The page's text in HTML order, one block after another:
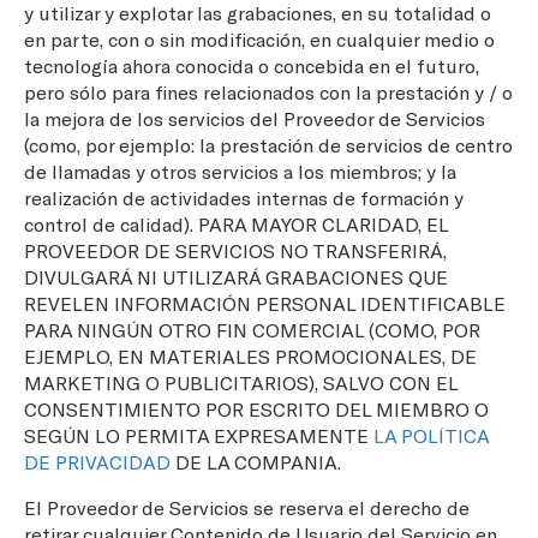
y utilizar y explotar las grabaciones, en su totalidad o
en parte, con o sin modificación, en cualquier medio o
tecnología ahora conocida o concebida en el futuro,
pero sólo para fines relacionados con la prestación y / o
la mejora de los servicios del Proveedor de Servicios
(como, por ejemplo: la prestación de servicios de centro
de llamadas y otros servicios a los miembros; y la
realización de actividades internas de formación y
control de calidad). PARA MAYOR CLARIDAD, EL
PROVEEDOR DE SERVICIOS NO TRANSFERIRÁ,
DIVULGARÁ NI UTILIZARÁ GRABACIONES QUE
REVELEN INFORMACIÓN PERSONAL IDENTIFICABLE
PARA NINGÚN OTRO FIN COMERCIAL (COMO, POR
EJEMPLO, EN MATERIALES PROMOCIONALES, DE
MARKETING O PUBLICITARIOS), SALVO CON EL
CONSENTIMIENTO POR ESCRITO DEL MIEMBRO O
SEGÚN LO PERMITA EXPRESAMENTE LA POLÍTICA
DE PRIVACIDAD DE LA COMPANIA.
El Proveedor de Servicios se reserva el derecho de